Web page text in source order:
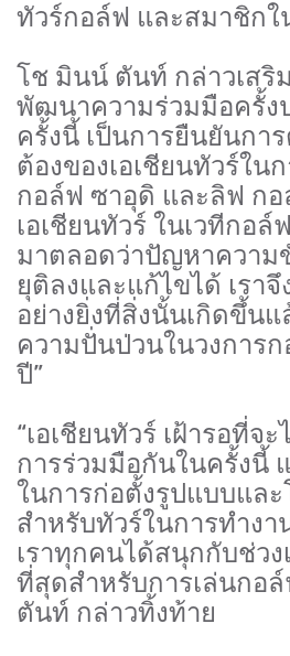
ทัวร์กอล์ฟ และสมาชิกใ
โช มินน์ ตันท์ กล่าวเสริ
พัฒนาความร่วมมือครั้ง
ครั้งนี้ เป็นการยืนยันกา
ต้องของเอเชียนทัวร์ใน
กอล์ฟ ซาอุดิ และลิฟ กอ
เอเชียนทัวร์ ในเวทีกอล์
มาตลอดว่าปัญหาความ
ยุติลงและแก้ไขได้ เรา
อย่างยิ่งที่สิ่งนั้นเกิดขึ้น
ความปั่นป่วนในวงการ
ปี”
“เอเชียนทัวร์ เฝ้ารอที่จ
การร่วมมือกันในครั้งนี้
ในการก่อตั้งรูปแบบและ
สำหรับทัวร์ในการทำงา
เราทุกคนได้สนุกกับช่ว
ที่สุดสำหรับการเล่นกอ
ตันท์ กล่าวทิ้งท้าย